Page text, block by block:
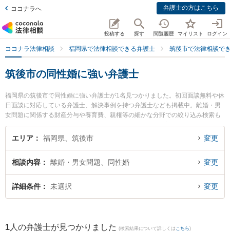
ココナラへ 弁護士の方はこちら
投稿する 探す 閲覧履歴 マイリスト ログイン
ココナラ法律相談 福岡県で法律相談できる弁護士 筑後市で法律相談で
筑後市の同性婚に強い弁護士
福岡県の筑後市で同性婚に強い弁護士が1名見つかりました。初回面談無料や休
日面談に対応している弁護士、解決事例を持つ弁護士なども掲載中。離婚・男
女問題に関係する財産分与や養育費、親権等の細かな分野での絞り込み検索も
でき便利です。特に篠原法律事務所の篠原 一明弁護士のプロフィール情報や弁
護士費用、強みなどが注目されています。『筑後市で土日や夜間に発生した同
る筑後市内の弁護士に相談予約したい』などでお困りの相談者さんにおすすめ
です。
エリア 福岡県、筑後市 変更
相談内容 離婚・男女問題、同性婚 変更
詳細条件 未選択 変更
1 人の弁護士が見つかりました (検索結果について詳しくは こちら)